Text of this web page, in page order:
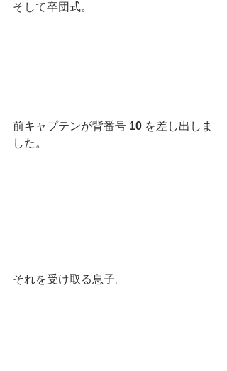
そして卒団式。
前キャプテンが背番号 10 を差し出しま
した。
それを受け取る息子。